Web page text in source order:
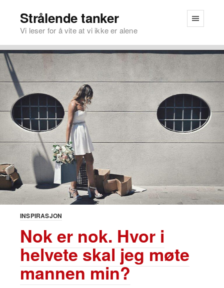
Strålende tanker
Vi leser for å vite at vi ikke er alene
INSPIRASJON
Nok er nok. Hvor i
helvete skal jeg møte
mannen min?